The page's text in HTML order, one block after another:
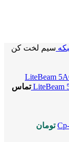
سیم لخت کن
تماس
تومان